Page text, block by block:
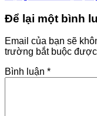
Để lại một bình
Email của bạn sẽ
trường bắt buộc
Bình luận *